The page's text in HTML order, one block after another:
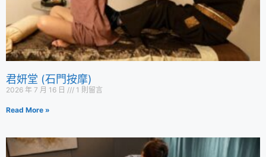
君妍堂 (石門按摩)
2026 年 7 月 16 日 1 則留言
Read More »